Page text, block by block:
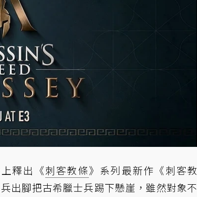
釋出《刺客教條》系列最新作《刺客教
出腳把古希臘士兵踢下懸崖，雖然對象不